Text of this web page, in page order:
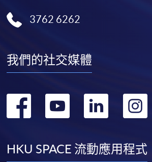
3762 6262
我們的社交媒體
轉
facebook
轉
youtube
轉
HKU SPACE 流動應用程式